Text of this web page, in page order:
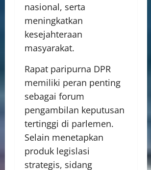
nasional, serta
meningkatkan
kesejahteraan
masyarakat.
Rapat paripurna DPR
memiliki peran penting
sebagai forum
pengambilan keputusan
tertinggi di parlemen.
Selain menetapkan
produk legislasi
strategis, sidang